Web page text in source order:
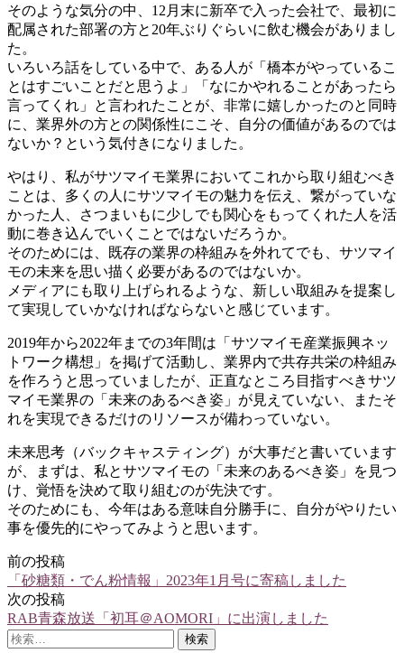
そのような気分の中、12月末に新卒で入った会社で、最初に
配属された部署の方と20年ぶりぐらいに飲む機会がありまし
た。
いろいろ話をしている中で、ある人が「橋本がやっているこ
とはすごいことだと思うよ」「なにかやれることがあったら
言ってくれ」と言われたことが、非常に嬉しかったのと同時
に、業界外の方との関係性にこそ、自分の価値があるのでは
ないか？という気付きになりました。
やはり、私がサツマイモ業界においてこれから取り組むべき
ことは、多くの人にサツマイモの魅力を伝え、繋がっていな
かった人、さつまいもに少しでも関心をもってくれた人を活
動に巻き込んでいくことではないだろうか。
そのためには、既存の業界の枠組みを外れてでも、サツマイ
モの未来を思い描く必要があるのではないか。
メディアにも取り上げられるような、新しい取組みを提案し
て実現していかなければならないと感じています。
2019年から2022年までの3年間は「サツマイモ産業振興ネッ
トワーク構想」を掲げて活動し、業界内で共存共栄の枠組み
を作ろうと思っていましたが、正直なところ目指すべきサツ
マイモ業界の「未来のあるべき姿」が見えていない、またそ
れを実現できるだけのリソースが備わっていない。
未来思考（バックキャスティング）が大事だと書いています
が、まずは、私とサツマイモの「未来のあるべき姿」を見つ
け、覚悟を決めて取り組むのが先決です。
そのためにも、今年はある意味自分勝手に、自分がやりたい
事を優先的にやってみようと思います。
投
稿
ナ
前の投稿
「砂糖類・でん粉情報」2023年1月号に寄稿しました
次の投稿
RAB青森放送「初耳＠AOMORI」に出演しました
検